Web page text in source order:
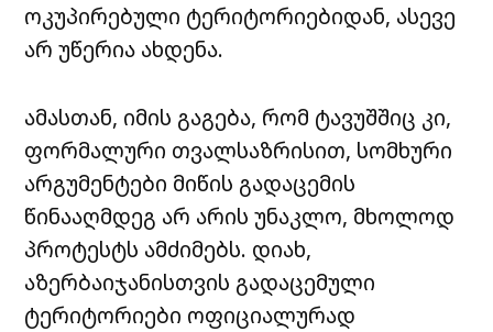
ოკუპირებული ტერიტორიებიდან, ასევე
არ უწერია ახდენა.
ამასთან, იმის გაგება, რომ ტავუშშიც კი,
ფორმალური თვალსაზრისით, სომხური
არგუმენტები მიწის გადაცემის
წინააღმდეგ არ არის უნაკლო, მხოლოდ
პროტესტს ამძიმებს. დიახ,
აზერბაიჯანისთვის გადაცემული
ტერიტორიები ოფიციალურად